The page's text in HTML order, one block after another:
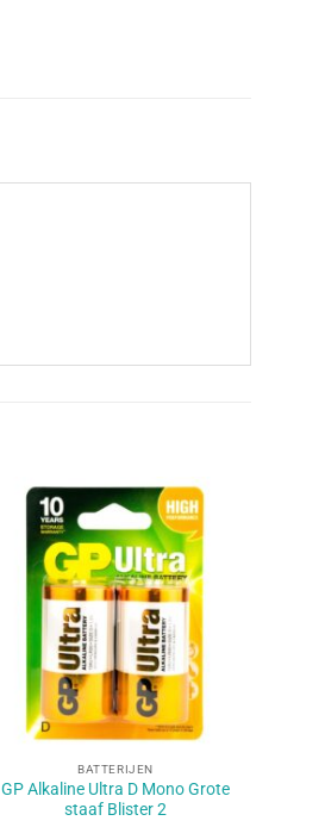
BATTERIJEN
GP Alkaline Ultra D Mono Grote
staaf Blister 2